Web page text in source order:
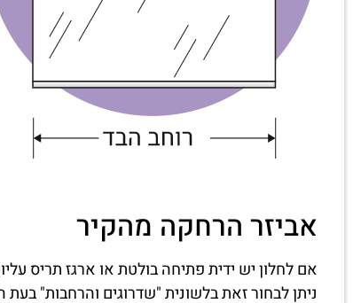
אביזר הרחקה מהקיר
אם לחלון יש ידית פתיחה בולטת או ארגז תריס
ניתן לבחור זאת בלשונית "שדרוגים והרחבות" בעת